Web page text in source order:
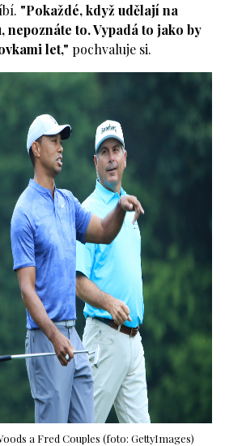
"Pokaždé, když udělají na
nepoznáte to. Vypadá to jako by
let," pochvaluje si.
a Fred Couples (foto: GettyImages)